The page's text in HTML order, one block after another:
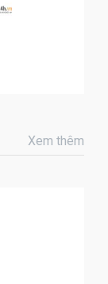
Xem thêm